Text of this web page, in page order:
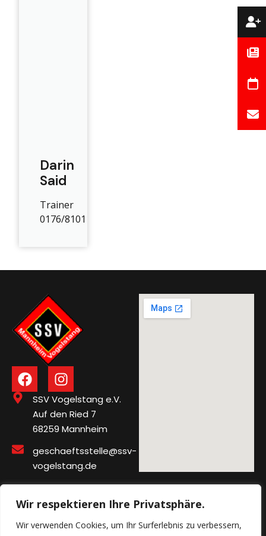
Wir respektieren Ihre Privatsphäre.
Wir verwenden Cookies, um Ihr Surferlebnis zu verbessern,
Darin
Said
Trainer
0176/81011675
SSV Vogelstang e.V.
Auf den Ried 7
68259 Mannheim
geschaeftsstelle@ssv-
vogelstang.de
Impressum